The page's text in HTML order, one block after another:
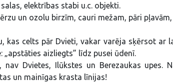
elektrības stabi u.c. objekti.
un ozolu birzīm, cauri mežam, pāri
kas celts pār Dvieti, vakar varēja sķērsot ar
aizliegts” līdz pusei ūdenī.
Dvietes, Ilūkstes un Berezaukas upes.
un mainīgas krasta līnijas!